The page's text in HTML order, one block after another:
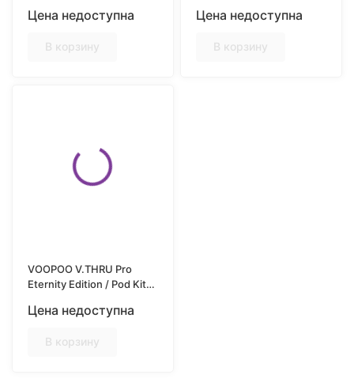
Цена недоступна
В корзину
Цена недоступна
В корзину
VOOPOO V.THRU Pro
Eternity Edition / Pod Kit
Цена недоступна
В корзину